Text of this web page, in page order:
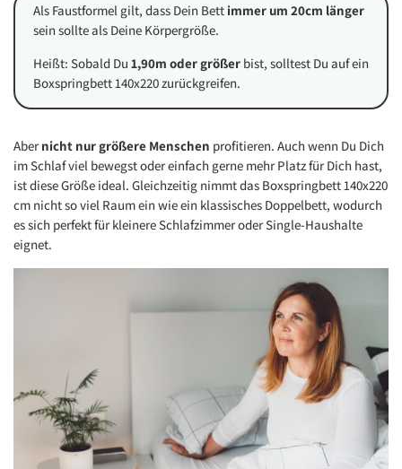
Als Faustformel gilt, dass Dein Bett immer um 20cm länger
sein sollte als Deine Körpergröße.
Heißt: Sobald Du 1,90m oder größer bist, solltest Du auf ein
Boxspringbett 140x220 zurückgreifen.
Aber nicht nur größere Menschen profitieren. Auch wenn Du Dich
im Schlaf viel bewegst oder einfach gerne mehr Platz für Dich hast,
ist diese Größe ideal. Gleichzeitig nimmt das Boxspringbett 140x220
cm nicht so viel Raum ein wie ein klassisches Doppelbett, wodurch
es sich perfekt für kleinere Schlafzimmer oder Single-Haushalte
eignet.